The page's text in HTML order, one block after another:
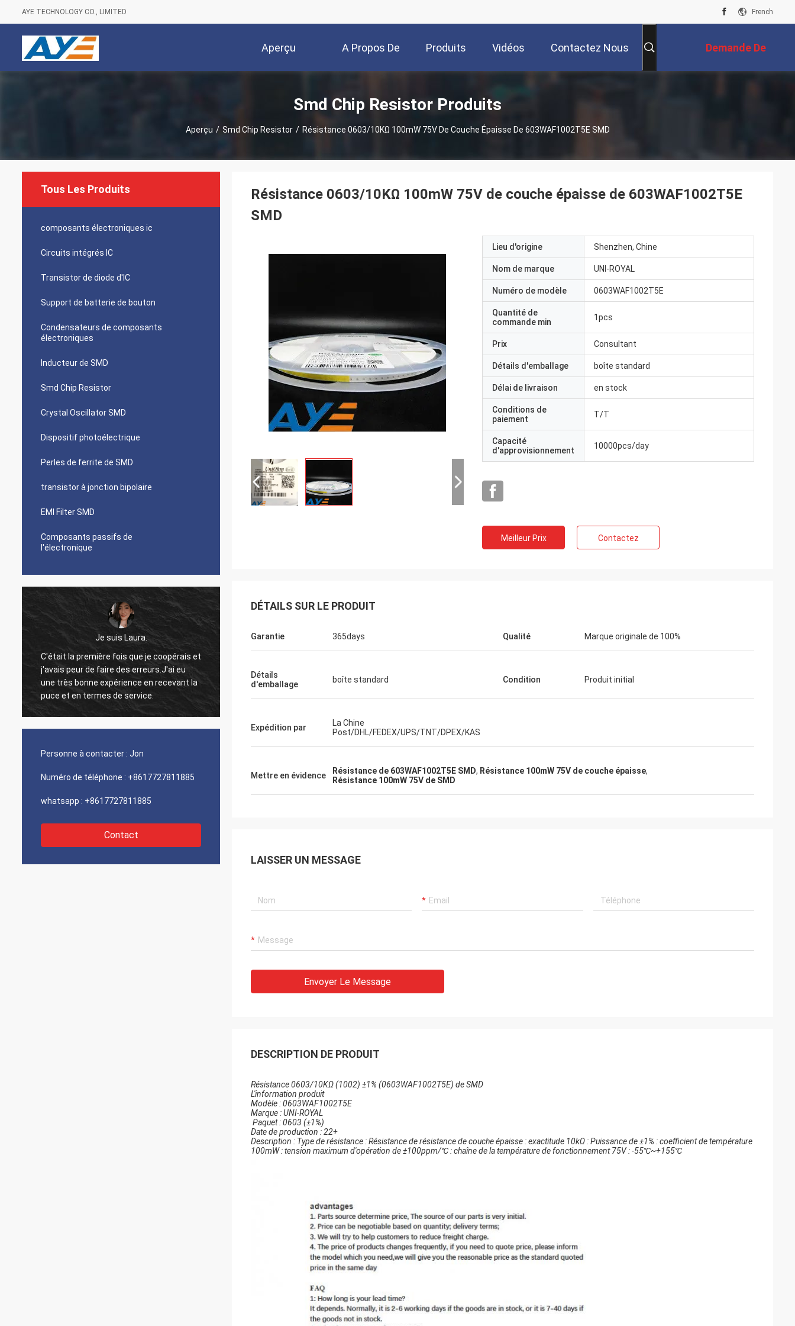
AYE TECHNOLOGY CO., LIMITED French
Aperçu A Propos De
Nous
Produits Vidéos Contactez Nous Demande De
Soumission
Smd Chip Resistor Produits
Aperçu / Smd Chip Resistor / Résistance 0603/10KΩ 100mW 75V De Couche Épaisse De 603WAF1002T5E SMD
Tous Les Produits
composants électroniques ic
Circuits intégrés IC
Transistor de diode d'IC
Support de batterie de bouton
Condensateurs de composants
électroniques
Inducteur de SMD
Smd Chip Resistor
Crystal Oscillator SMD
Dispositif photoélectrique
Perles de ferrite de SMD
transistor à jonction bipolaire
EMI Filter SMD
Composants passifs de
l'électronique
Je suis Laura.
C'était la première fois que je coopérais et
j'avais peur de faire des erreurs.J'ai eu
une très bonne expérience en recevant la
puce et en termes de service.
Je suis Rajan.
Bon produit, je l'achèterai la prochaine fois
si j'ai besoin de quelque chose.
Oztürk
l'emballage n'est pas endommagé, et la
Personne à contacter : Jon
Numéro de téléphone : +8617727811885
whatsapp : +8617727811885
Contact
Résistance 0603/10KΩ 100mW 75V de couche épaisse de 603WAF1002T5E
SMD
Lieu d'origine Shenzhen, Chine
Nom de marque UNI-ROYAL
Numéro de modèle 0603WAF1002T5E
Quantité de
commande min
1pcs
Prix Consultant
Détails d'emballage boîte standard
Délai de livraison en stock
Conditions de
paiement
T/T
Capacité
d'approvisionnement
10000pcs/day
Meilleur Prix Contactez
DÉTAILS SUR LE PRODUIT
Garantie 365days Qualité Marque originale de 100%
Détails
d'emballage
boîte standard Condition Produit initial
Expédition par
La Chine
Post/DHL/FEDEX/UPS/TNT/DPEX/KAS
Mettre en évidence Résistance de 603WAF1002T5E SMD, Résistance 100mW 75V de couche épaisse,
Résistance 100mW 75V de SMD
LAISSER UN MESSAGE
Envoyer Le Message
DESCRIPTION DE PRODUIT
Résistance 0603/10KΩ (1002) ±1% (0603WAF1002T5E) de SMD
L'information produit
Modèle : 0603WAF1002T5E
Marque : UNI-ROYAL
Paquet : 0603 (±1%)
Date de production : 22+
Description : Type de résistance : Résistance de résistance de couche épaisse : exactitude 10kΩ : Puissance de ±1% : coefficient de température
100mW : tension maximum d'opération de ±100ppm/℃ : chaîne de la température de fonctionnement 75V : -55℃~+155℃